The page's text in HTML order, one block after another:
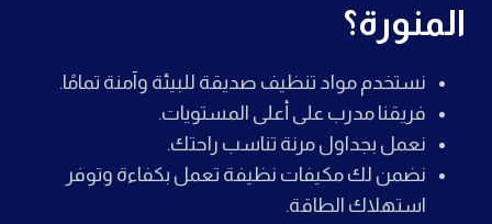
المنورة؟
نستخدم مواد تنظيف صديقة للبيئة وآمنة تمامًا.
فريقنا مدرب على أعلى المستويات.
نعمل بجداول مرنة تناسب راحتك.
نضمن لك مكيفات نظيفة تعمل بكفاءة وتوفر
استهلاك الطاقة.